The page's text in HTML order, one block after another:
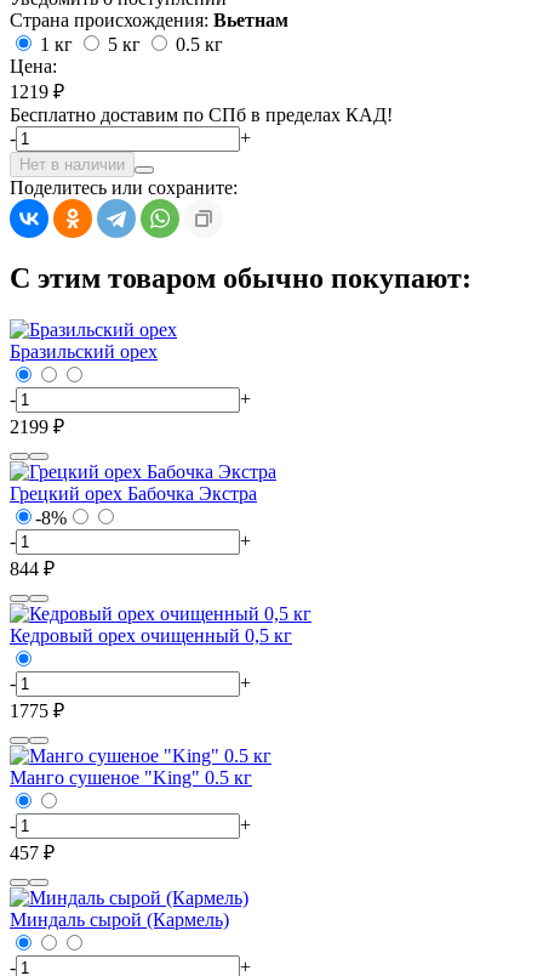
Страна происхождения: Вьетнам
1 кг
5 кг
0.5 кг
Цена:
1219 ₽
Бесплатно доставим по СПб в пределах КАД!
-
+
Нет в наличии
Поделитесь или сохраните:
С этим товаром обычно покупают:
Бразильский орех
-
+
2199 ₽
Грецкий орех Бабочка Экстра
-8%
-
+
844 ₽
Кедровый орех очищенный 0,5 кг
-
+
1775 ₽
Манго сушеное "King" 0.5 кг
-
+
457 ₽
Миндаль сырой (Кармель)
- +